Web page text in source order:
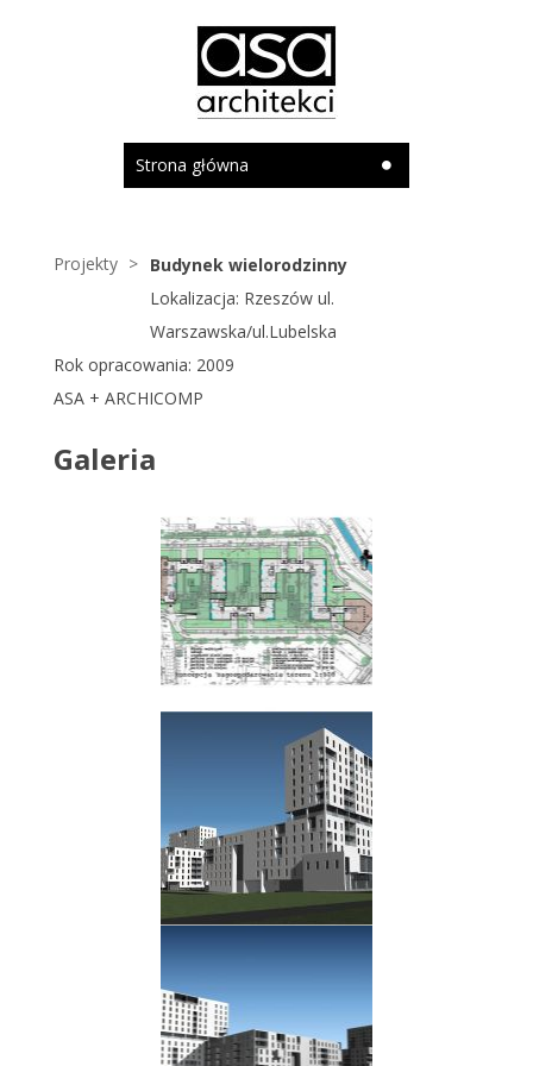
Strona główna
Projekty
Budynek wielorodzinny
Lokalizacja: Rzeszów ul.
Warszawska/ul.Lubelska
Rok opracowania: 2009
ASA + ARCHICOMP
Galeria